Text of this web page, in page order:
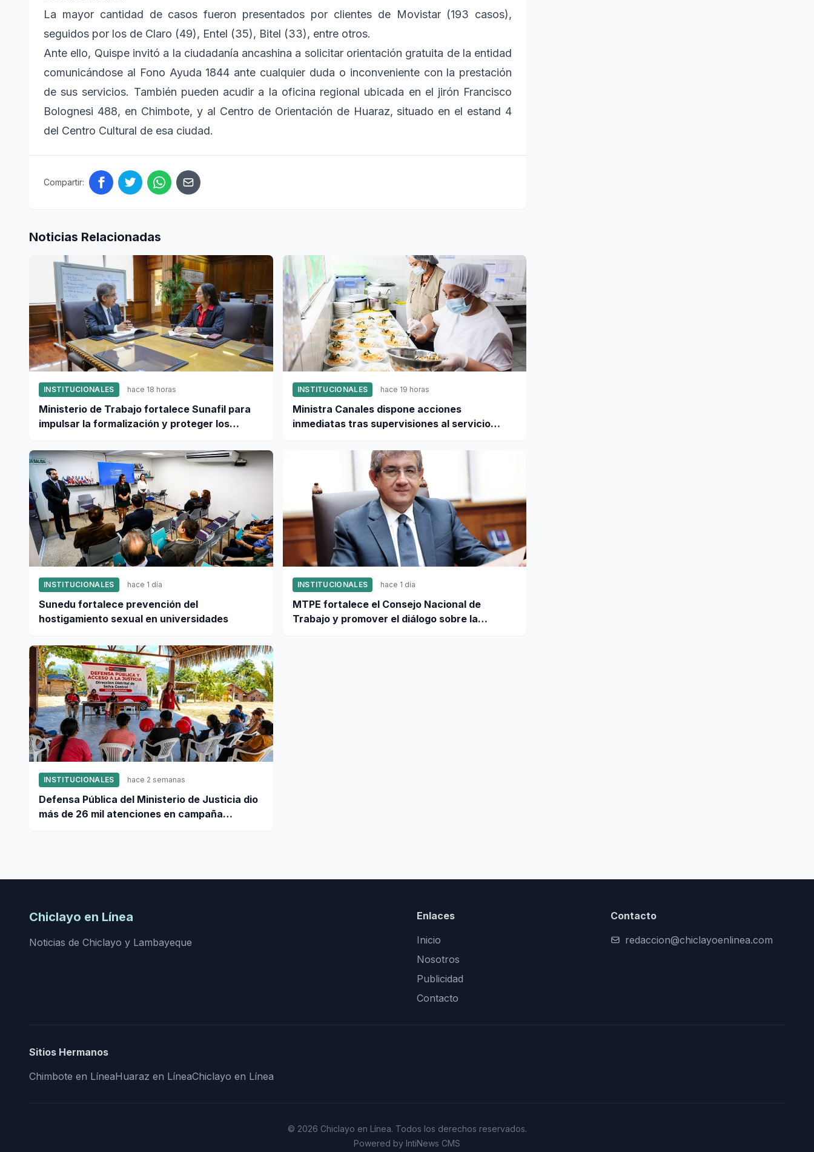
La mayor cantidad de casos fueron presentados por clientes de Movistar (193 casos),
seguidos por los de Claro (49), Entel (35), Bitel (33), entre otros.
Ante ello, Quispe invitó a la ciudadanía ancashina a solicitar orientación gratuita de la entidad
comunicándose al Fono Ayuda 1844 ante cualquier duda o inconveniente con la prestación
de sus servicios. También pueden acudir a la oficina regional ubicada en el jirón Francisco
Bolognesi 488, en Chimbote, y al Centro de Orientación de Huaraz, situado en el estand 4
del Centro Cultural de esa ciudad.
Compartir:
Noticias Relacionadas
INSTITUCIONALES hace 18 horas
Ministerio de Trabajo fortalece Sunafil para
impulsar la formalización y proteger los
INSTITUCIONALES hace 19 horas
Ministra Canales dispone acciones
inmediatas tras supervisiones al servicio
INSTITUCIONALES hace 1 día
Sunedu fortalece prevención del
hostigamiento sexual en universidades
INSTITUCIONALES hace 1 día
MTPE fortalece el Consejo Nacional de
Trabajo y promover el diálogo sobre la
INSTITUCIONALES hace 2 semanas
Defensa Pública del Ministerio de Justicia dio
más de 26 mil atenciones en campaña
Chiclayo en Línea
Noticias de Chiclayo y Lambayeque
Enlaces
Inicio
Nosotros
Publicidad
Contacto
Contacto
redaccion@chiclayoenlinea.com
Sitios Hermanos
Chimbote en LíneaHuaraz en LíneaChiclayo en Línea
© 2026 Chiclayo en Línea. Todos los derechos reservados.
Powered by IntiNews CMS